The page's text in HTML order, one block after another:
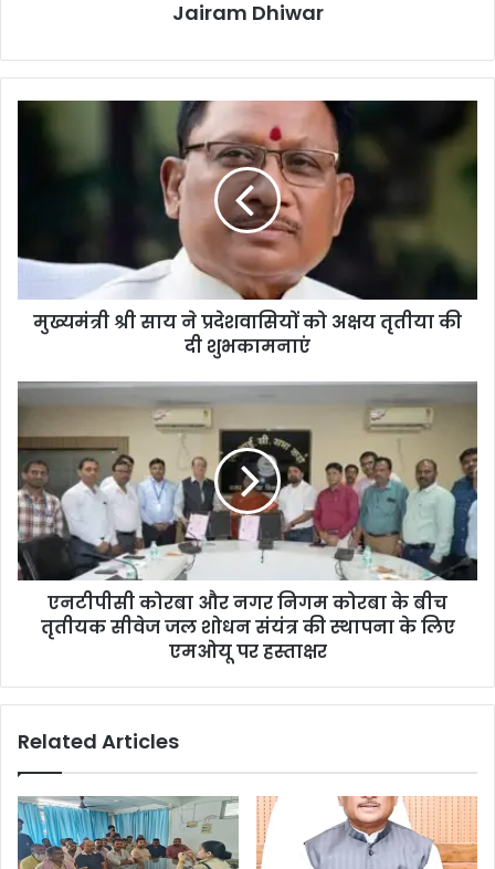
Jairam Dhiwar
मुख्यमंत्री
की
मुख्यमंत्री श्री साय ने प्रदेशवासियों को अक्षय तृतीया की
दी शुभकामनाएं
एनटीपीसी
और
नगर
निगम
कोरबा
के
बीच
तृतीयक
की
के
पर
हस्ताक्षर
एनटीपीसी कोरबा और नगर निगम कोरबा के बीच
तृतीयक सीवेज जल शोधन संयंत्र की स्थापना के लिए
एमओयू पर हस्ताक्षर
Related Articles